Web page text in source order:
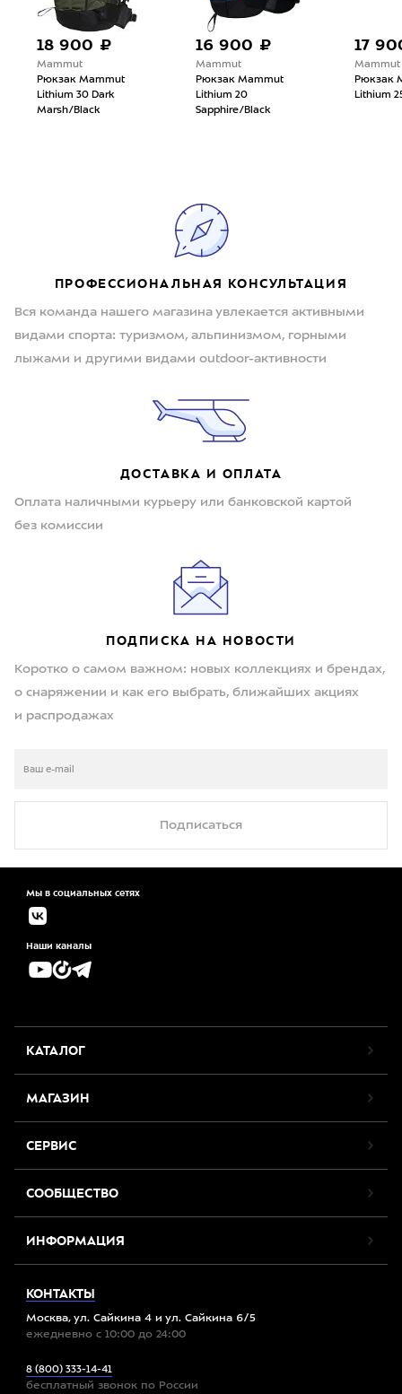
18 900 ₽
Mammut
Рюкзак Mammut
Lithium 30 Dark
Marsh/Black
16 900 ₽
Mammut
Рюкзак Mammut
Lithium 20
Sapphire/Black
17
Mammut
Рюкзак
Lithium
ПРОФЕССИОНАЛЬНАЯ КОНСУЛЬТАЦИЯ
Вся команда нашего магазина увлекается активными
видами спорта: туризмом, альпинизмом, горными
лыжами и другими видами outdoor-активности
ДОСТАВКА И ОПЛАТА
Оплата наличными курьеру или банковской картой
без комиссии
ПОДПИСКА НА НОВОСТИ
Коротко о самом важном: новых коллекциях и брендах,
о снаряжении и как его выбрать, ближайших акциях
и распродажах
Подписаться
Мы в социальных сетях
Наши каналы
КАТАЛОГ
МАГАЗИН
СЕРВИС
СООБЩЕСТВО
ИНФОРМАЦИЯ
КОНТАКТЫ
Москва, ул. Сайкина 4 и ул. Сайкина 6/5
ежедневно с 10:00 до 24:00
8 (800) 333-14-41
бесплатный звонок по России